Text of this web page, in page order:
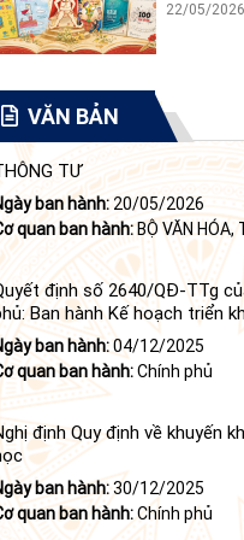
22/05/
VĂN BẢN
TƯ
ban hành: 20/05/2026
quan ban hành:BỘ VĂN HÓA,
định số 2640/QĐ-TTg
Ban hành Kế hoạch triển
số 84-KL/TW ngày 21
Chính trị tiếp tục thực hiện
TW ngày 16 tháng 6 năm
(khóa X) về "tiếp tục xây dựng
thuật trong thời kỳ mới"
ban hành:04/12/2025
quan ban hành:Chính phủ
định Quy định về khuyến
ban hành:30/12/2025
quan ban hành:Chính phủ